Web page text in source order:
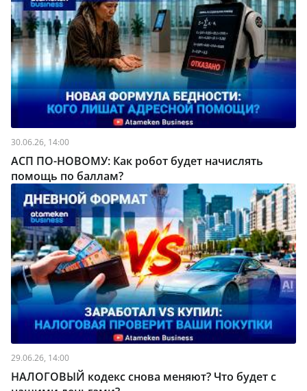
30.06.26, 14:00
АСП ПО-НОВОМУ: Как робот будет начислять
помощь по баллам?
29.06.26, 14:00
НАЛОГОВЫЙ кодекс снова меняют? Что будет с